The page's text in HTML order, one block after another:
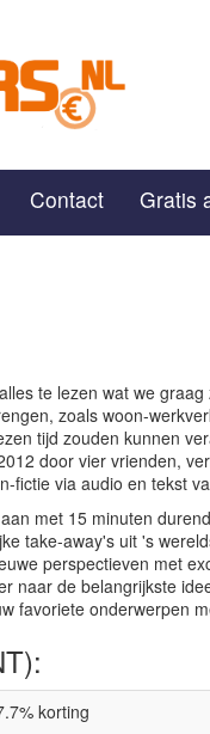
Contact Gratis
te lezen wat we
zoals woon-
tijd zouden kunnen
door vier vrienden,
fictie via audio en tekst
met 15 minuten
take-away's uit 's
perspectieven met
naar de belangrijkste
favoriete onderwerpen
korting